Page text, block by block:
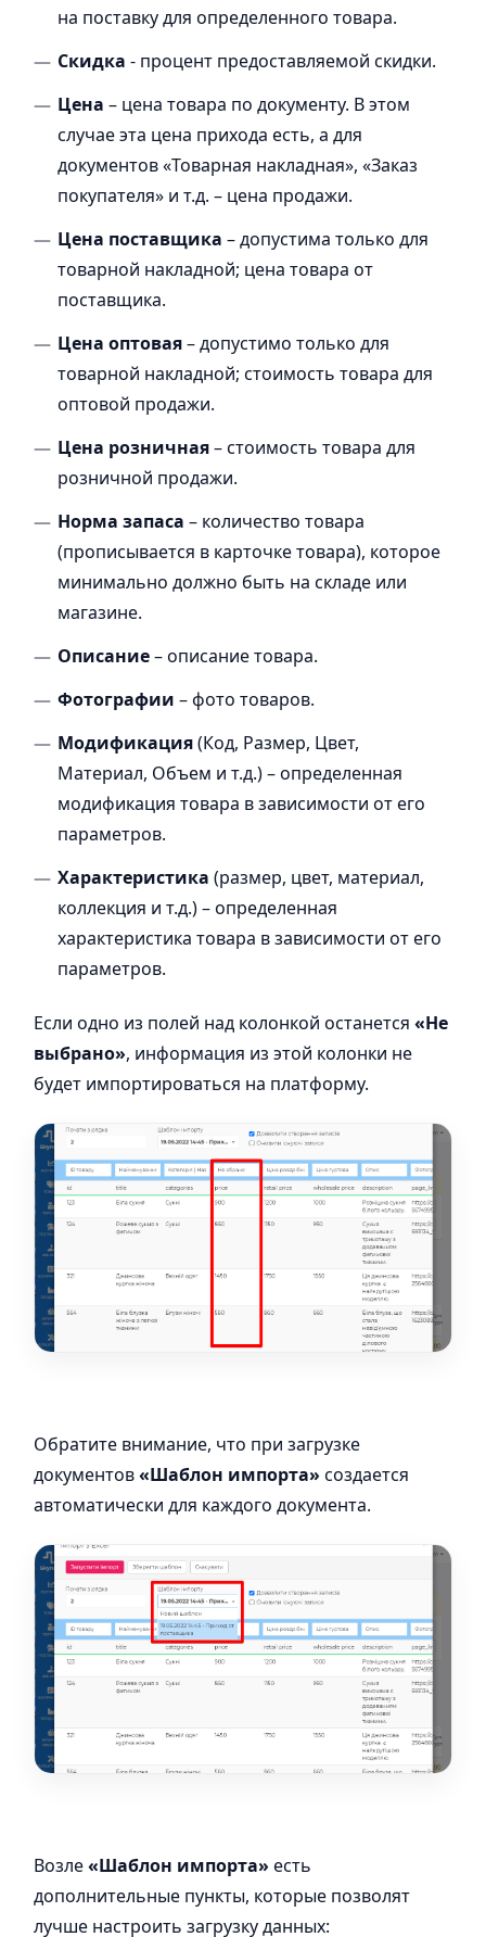
на поставку для определенного товара.
Скидка - процент предоставляемой скидки.
Цена – цена товара по документу. В этом
случае эта цена прихода есть, а для
документов «Товарная накладная», «Заказ
покупателя» и т.д. – цена продажи.
Цена поставщика – допустима только для
товарной накладной; цена товара от
поставщика.
Цена оптовая– допустимо только для
товарной накладной; стоимость товара для
оптовой продажи.
Цена розничная– стоимость товара для
розничной продажи.
Норма запаса – количество товара
(прописывается в карточке товара), которое
минимально должно быть на складе или
магазине.
Описание– описание товара.
Фотографии – фото товаров.
Модификация(Код, Размер, Цвет,
Материал, Объем и т.д.) – определенная
модификация товара в зависимости от его
параметров.
Характеристика (размер, цвет, материал,
коллекция и т.д.) – определенная
характеристика товара в зависимости от его
параметров.
Если одно из полей над колонкой останется «Не
выбрано», информация из этой колонки не
будет импортироваться на платформу.
Обратите внимание, что при загрузке
документов«Шаблон импорта» создается
автоматически для каждого документа.
Возле«Шаблон импорта» есть
дополнительные пункты, которые позволят
лучше настроить загрузку данных: